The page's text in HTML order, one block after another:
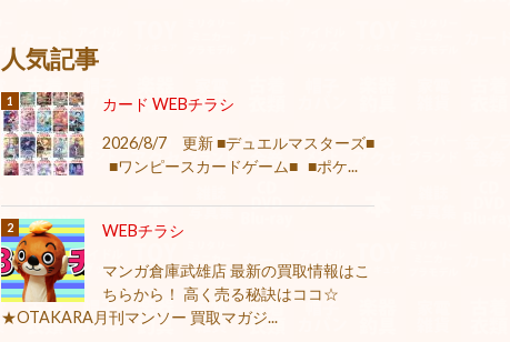
人気記事
カード WEBチラシ
2026/8/7 更新 ■デュエルマスターズ■
■ワンピースカードゲーム■ ■ポケ...
WEBチラシ
マンガ倉庫武雄店 最新の買取情報はこ
ちらから！ 高く売る秘訣はココ☆
★OTAKARA月刊マンソー 買取マガジ...